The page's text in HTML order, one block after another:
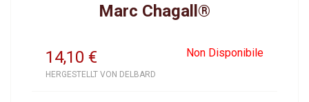
Marc Chagall®
14,10 Non Disponibile
€
HERGESTELLT VON DELBARD